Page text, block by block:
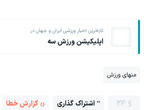
تازه‌ترین اخبار ورزشی ایران و جهان در
اپلیکیشن ورزش سه
منهای ورزش
24 اشتراک گذاری گزارش خطا